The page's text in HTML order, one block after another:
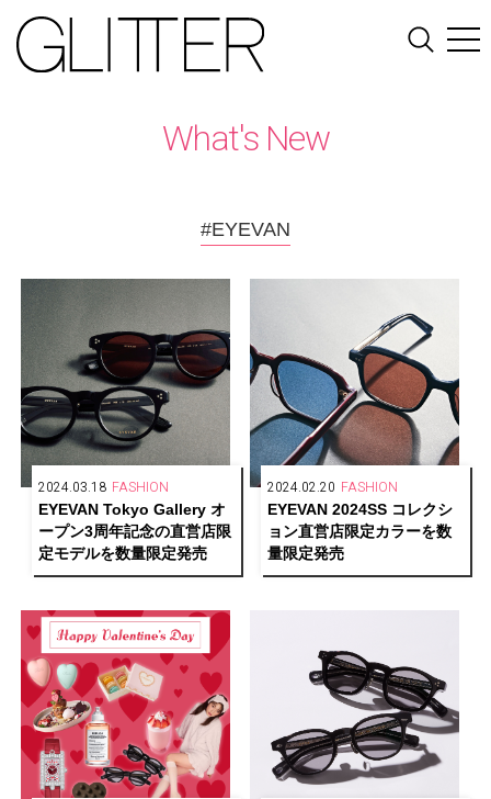
What's New
#EYEVAN
2024.03.18 FASHION
EYEVAN Tokyo Gallery オ
ープン3周年記念の直営店限
定モデルを数量限定発売
2024.02.20 FASHION
EYEVAN 2024SS コレクシ
ョン直営店限定カラーを数
量限定発売